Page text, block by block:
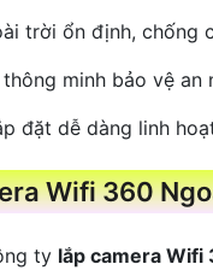
trời ổn định, chống
minh bảo vệ an
đặt dễ dàng linh
Wifi 360
ty lắp camera